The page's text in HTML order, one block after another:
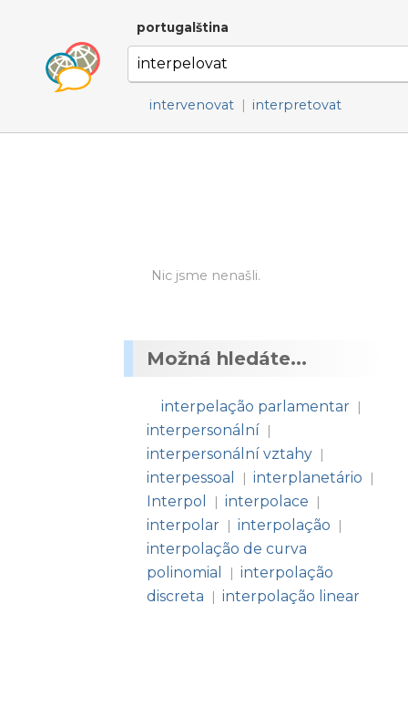
portugalština
intervenovat | interpretovat
Nic jsme nenašli.
Možná hledáte...
interpelação parlamentar |
interpersonální |
interpersonální vztahy |
interpessoal | interplanetário |
Interpol | interpolace |
interpolar | interpolação |
interpolação de curva
polinomial
| interpolação
discreta
| interpolação linear